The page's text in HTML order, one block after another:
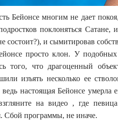
Бейонсе многим не дает
поклоняться
состоит?), и сымитировав
просто клон. У
того, что драгоценный
изъять несколько ее
ведь настоящая Бейонсе
на видео , где
Сбой программы, не иначе.